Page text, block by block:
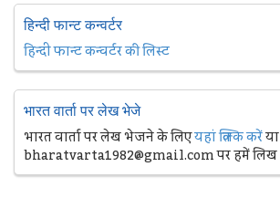
हिन्दी फान्ट कन्वर्टर
हिन्दी फान्ट कन्वर्टर की लिस्ट
भारत वार्ता पर लेख भेजे
भारत वार्ता पर लेख भेजने के लिएयहां क्लिक करें
bharatvarta1982@gmail.com पर हमें